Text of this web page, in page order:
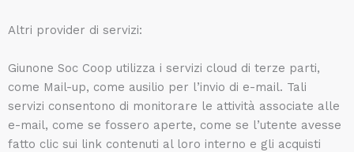
Altri provider di servizi:
Giunone Soc Coop utilizza i servizi cloud di terze parti,
come Mail-up, come ausilio per l’invio di e-mail. Tali
servizi consentono di monitorare le attività associate alle
e-mail, come se fossero aperte, come se l’utente avesse
fatto clic sui link contenuti al loro interno e gli acquisti